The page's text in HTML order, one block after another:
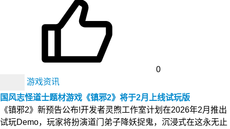
0
游戏资讯
国风志怪道士题材游戏《镇邪2》将于2月上线试玩版
《镇邪2》新预告公布!开发者灵煦工作室计划在2026年2月推出
试玩Demo，玩家将扮演道门弟子降妖捉鬼，沉浸式在这永无止